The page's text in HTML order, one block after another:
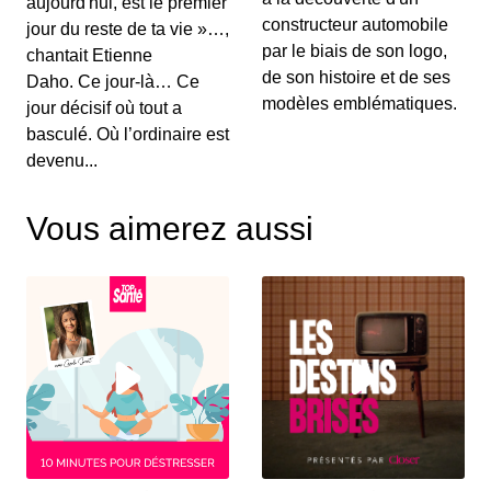
Renault Captur hybride rechargeable, la Suzuki...
S12E130: L'actu auto du 02 juillet 2020
00:03:25 - IL Y A 6 ANS
Le Grenadier, c’est un peu le successeur du
S12E129: L'actu auto du 1er juillet 2020
Le Volkswagen Tiguan s’offre un nouveau look et
de nouvelles motorisations. On fait le p...
S12E128: L'actu auto du 30 juin 2020
00:03:12 - IL Y A 6 ANS
Pleins feux en ce mardi sur la nouvelle Citroën
C4. On parlera également des 110 km/h su...
jour du reste de ta vie »…,
chantait Etienne
Daho. Ce jour-là… Ce
jour décisif où tout a
basculé. Où l’ordinaire est
devenu...
constructeur automobile
par le biais de son logo,
de son histoire et de ses
modèles emblématiques.
Vous aimerez aussi